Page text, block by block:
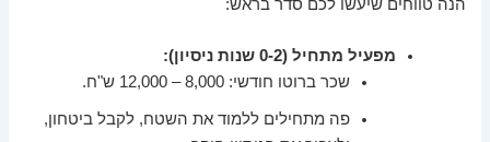
הנה טווחים שיעשו לכם סדר בראש:
מפעיל מתחיל (0-2 שנות ניסיון):
שכר ברוטו חודשי: 8,000 – 12,000 ש"ח.
פה מתחילים ללמוד את השטח, לקבל ביטחון,